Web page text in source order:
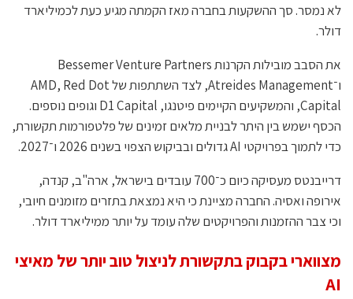
לא נמסר. סך ההשקעות בחברה מאז הקמתה מגיע כעת לכמיליארד
דולר.
את הסבב מובילות הקרנות Bessemer Venture Partners
ו־Atreides Management, לצד השתתפות של AMD, Red Dot
Capital, והמשקיעים הקיימים פיטנגו, D1 Capital וגופים נוספים.
הכסף ישמש בין היתר לבניית מלאים זמינים של פלטפורמות תקשורת,
כדי לתמוך בפרויקטי AI גדולים ובביקוש הצפוי בשנים 2026 ו־2027.
דרייבנטס מעסיקה כיום כ־700 עובדים בישראל, ארה"ב, קנדה,
אירופה ואסיה. החברה מציינת כי היא נמצאת בתזרים מזומנים חיובי,
וכי צבר ההזמנות והפרויקטים שלה עומד על יותר ממיליארד דולר.
מצווארי בקבוק בתקשורת לניצול טוב יותר של מאיצי
AI